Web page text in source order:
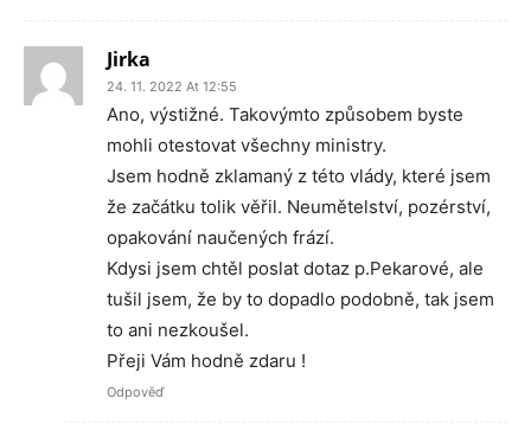
Jirka
24. 11. 2022 At 12:55
Ano, výstižné. Takovýmto způsobem byste
mohli otestovat všechny ministry.
Jsem hodně zklamaný z této vlády, které jsem
že začátku tolik věřil. Neumětelství, pozérství,
opakování naučených frází.
Kdysi jsem chtěl poslat dotaz p.Pekarové, ale
tušil jsem, že by to dopadlo podobně, tak jsem
to ani nezkoušel.
Přeji Vám hodně zdaru !
Odpověď